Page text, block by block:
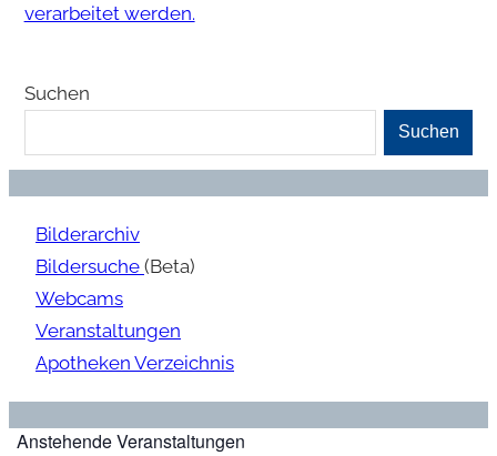
verarbeitet werden.
Suchen
Suchen
Bilderarchiv
Bildersuche (Beta)
Webcams
Veranstaltungen
Apotheken Verzeichnis
Anstehende Veranstaltungen